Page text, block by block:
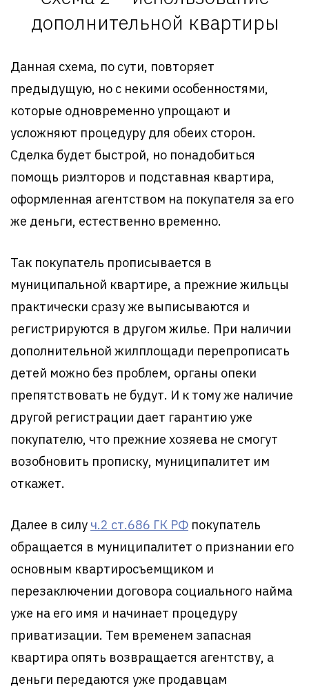
дополнительной квартиры
Данная схема, по сути, повторяет
предыдущую, но с некими особенностями,
которые одновременно упрощают и
усложняют процедуру для обеих сторон.
Сделка будет быстрой, но понадобиться
помощь риэлторов и подставная квартира,
оформленная агентством на покупателя за его
же деньги, естественно временно.
Так покупатель прописывается в
муниципальной квартире, а прежние жильцы
практически сразу же выписываются и
регистрируются в другом жилье. При наличии
дополнительной жилплощади перепрописать
детей можно без проблем, органы опеки
препятствовать не будут. И к тому же наличие
другой регистрации дает гарантию уже
покупателю, что прежние хозяева не смогут
возобновить прописку, муниципалитет им
откажет.
Далее в силу ч.2 ст.686 ГК РФ покупатель
обращается в муниципалитет о признании его
основным квартиросъемщиком и
перезаключении договора социального найма
уже на его имя и начинает процедуру
приватизации. Тем временем запасная
квартира опять возвращается агентству, а
деньги передаются уже продавцам